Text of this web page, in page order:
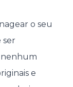
o seu
ser
nenhum
e